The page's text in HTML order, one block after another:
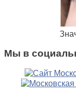
Мы в